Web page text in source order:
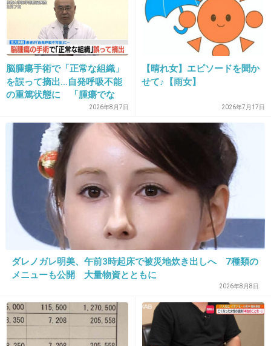
るからね…。
適切な対応かも。
-2
22. 匿名2013/07/17(水) 21:38:33
相方さんは怪しげな映画に出るんだよね。
23. 匿名 2013/07/17(水) 21:39:59
歌はうまかった記憶があるけど、デビューから
色々と残念な方向へ…
+16 -4
24. 匿名 2013/07/17(水) 21:40:31
芸能人だから叩かれるのは仕方が無いとは言い切れないけ
脳腫瘍手術で「正常な組織」
を誤って摘出…自発呼吸不能
の重篤状態に 「腫瘍でな
い」結果出ても“勘違い”で摘
出継続 通常の生活送ってい
た患者が手足も動かず 京大
2026年8月7日
【晴れ女】エピソードを聞か
せて♪【雨女】
2026年7月17日
ダレノガレ明美、午前3時起床で被災地炊き出しへ 7種類の
メニューも公開 大量物資とともに
2026年8月8日